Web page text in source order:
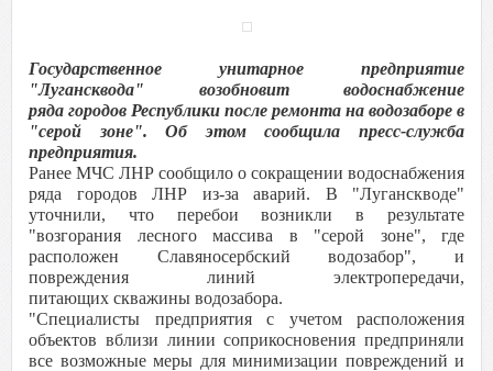
Государственное унитарное предприятие
"Лугансквода" возобновит водоснабжение
ряда городов Республики после ремонта на водозаборе в
"серой зоне". Об этом сообщила пресс-служба
предприятия.
Ранее МЧС ЛНР сообщило о сокращении водоснабжения
ряда городов ЛНР из-за аварий. В "Луганскводе"
уточнили, что перебои возникли в результате
"возгорания лесного массива в "серой зоне", где
расположен Славяносербский водозабор", и
повреждения линий электропередачи,
питающих скважины водозабора.
"Специалисты предприятия с учетом расположения
объектов вблизи линии соприкосновения предприняли
все возможные меры для минимизации повреждений и